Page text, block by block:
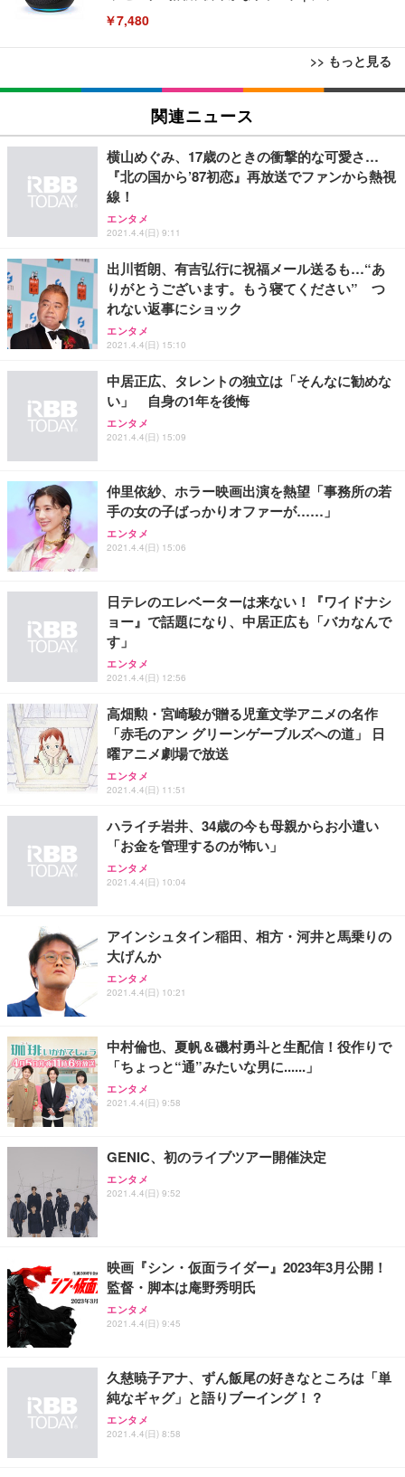
￥7,480
>> もっと見る
[EdoErgo] オフィスチェア 椅子 テレワーク 疲れな
い 跳ね上げ式アームレスト コンパクト 約105度ロッ
キング pc 事務椅子 360度回転 座面昇降 強化ナイロ
(黒網+黒枠+黒足)
￥5,699
SIHOO B100 オフィスチェア／デスクチェア メッシ
ュチェア 人間工学 疲れない ブラック
Sezlife オフィスチェア デスクチェア 疲れない テレ
ワーク チェア 強化バックレスト 30度ロッキング機
能 人間工学 椅子 腰サポート 90度跳ね上げ式アーム
ョン PCチェア 通気性メッシュ ゲーミング/勉強/事
務用 おしゃれ パソコンチェア (ブラック)
Sezlife オフィスチェア デスクチェア 疲れない テレ
ワーク チェア 強化バックレスト 30度ロッキング機
能 人間工学 椅子 腰サポート 90度跳ね上げ式アーム
務用 おしゃれ パソコンチェア (ホワイト)
ANDWINT オフィスチェア デスクチェア 肘なし メ
ッシュ 通気性 ランバーサポート付き 腰サポート ガ
ス圧無段階昇降 360度回転 キャスター付き コンパク
EIZO ビジネス向けプレミアムモニター | FlexScan
EV3240X-WT | 31.5型4K UHD・USB Type-C・ホワ
￥105,595
EIZO ビジネス向けプレミアムモニター | FlexScan
EV2740X-WT | 27.0型4K UHD・USB Type-C・ホワ
イト
￥109,572
【純正品】27"ゲーミングモニター DualSense 充電
フック付き（CFI-ZDM1J）
【整備済み品】Dell E2724HS 27インチ 液晶モニタ
ー フルHD（1920×1080）VA 非光沢 HDMI/DisplayP
ort/VGA スピーカー内蔵 高さ調整 スイベル VESA対
【MiniLED/24.5inch/280Hz/FHD】GRAPHT THE S
HOOTER Gaming Monitor 24” Essential ゲーミン
グモニター QD 24.5インチ 1ms FHD 量子ドット 残
Amazonベーシック ペットシーツ 薄型 レギュラー 1
回使い捨て 無香料 ホワイト 300枚
￥3,373
Amazonベーシック ペットシーツ 厚型 ワイド 42枚
x2袋(84枚) ホワイト(吸収面:ライトブルー)
ネオ・ルーライフ ネオ・オムツ L 中型犬用 26枚入
り 単品
Smart Basic(スマートベーシック) 【Amazon.co.jp
限定】 Smart Basic アイリスオーヤマ ペットシーツ
超厚型 お徳用 ワイド 100枚入 (x 1) (ケース販売)
アイリスオーヤマ ペットシーツ 超厚型 お徳用 レギ
ュラー 200枚入【Amazon.co.jp限定】
関連ニュース
横山めぐみ、17歳のときの衝撃的な可愛さ…
『北の国から’87初恋』再放送でファンから熱視
線！
エンタメ
2021.4.4(日) 9:11
出川哲朗、有吉弘行に祝福メール送るも…“あ
りがとうございます。もう寝てください” つ
れない返事にショック
エンタメ
2021.4.4(日) 15:10
中居正広、タレントの独立は「そんなに勧めな
い」 自身の1年を後悔
エンタメ
2021.4.4(日) 15:09
仲里依紗、ホラー映画出演を熱望「事務所の若
手の女の子ばっかりオファーが……」
エンタメ
2021.4.4(日) 15:06
日テレのエレベーターは来ない！『ワイドナシ
ョー』で話題になり、中居正広も「バカなんで
す」
エンタメ
2021.4.4(日) 12:56
高畑勲・宮崎駿が贈る児童文学アニメの名作
「赤毛のアン グリーンゲーブルズへの道」 日
曜アニメ劇場で放送
エンタメ
2021.4.4(日) 11:51
ハライチ岩井、34歳の今も母親からお小遣い
「お金を管理するのが怖い」
エンタメ
2021.4.4(日) 10:04
アインシュタイン稲田、相方・河井と馬乗りの
大げんか
エンタメ
2021.4.4(日) 10:21
中村倫也、夏帆＆磯村勇斗と生配信！役作りで
「ちょっと“通”みたいな男に......」
エンタメ
2021.4.4(日) 9:58
GENIC、初のライブツアー開催決定
エンタメ
2021.4.4(日) 9:52
映画『シン・仮面ライダー』2023年3月公開！
監督・脚本は庵野秀明氏
エンタメ
2021.4.4(日) 9:45
久慈暁子アナ、ずん飯尾の好きなところは「単
純なギャグ」と語りブーイング！？
エンタメ
2021.4.4(日) 8:58